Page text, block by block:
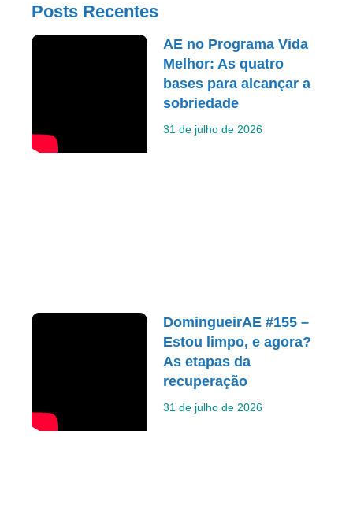
Posts Recentes
AE no Programa Vida
Melhor: As quatro
bases para alcançar a
sobriedade
31 de julho de 2026
DomingueirAE #155 –
Estou limpo, e agora?
As etapas da
recuperação
31 de julho de 2026